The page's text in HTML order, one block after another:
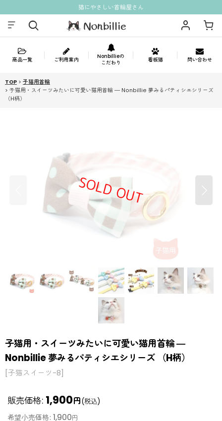
猫にやさしい首輪屋さん
商品一覧 ご利用案内
Nonbillieの
こだわり
看板猫 問い合わせ
TOP > 子猫用首輪
> 子猫用・スイーツみたいに可愛い猫用首輪 ― Nonbillie 夢みるパティシエシリーズ
（H柄）
子猫用・スイーツみたいに可愛い猫用首輪 ―
Nonbillie 夢みるパティシエシリーズ （H柄）
子猫スイーツ-8
販売価格: 1,900円(税込)
希望小売価格: 1,900円